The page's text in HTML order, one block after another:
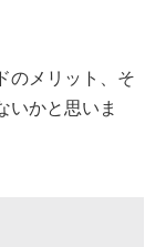
のメリット、そ
いかと思いま